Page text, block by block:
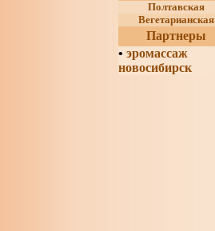
Полтавская
Вегетарианская
Партнеры
• эромассаж
новосибирск